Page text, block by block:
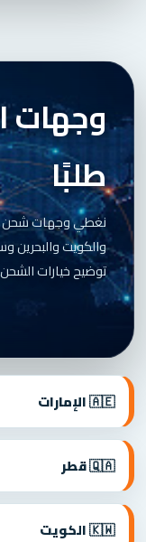
وجهات
طلبًا
نغطي وجهات شحن
والكويت والبحرين
توضيح خيارات
🇦🇪 الإمارات
🇶🇦 قطر
🇰🇼 الكويت